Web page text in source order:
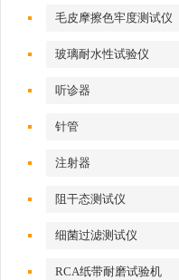
性测试仪
毛皮摩擦色牢度测试仪
玻璃耐水性试验仪
听诊器
针管
注射器
阻干态测试仪
细菌过滤测试仪
RCA纸带耐磨试验机